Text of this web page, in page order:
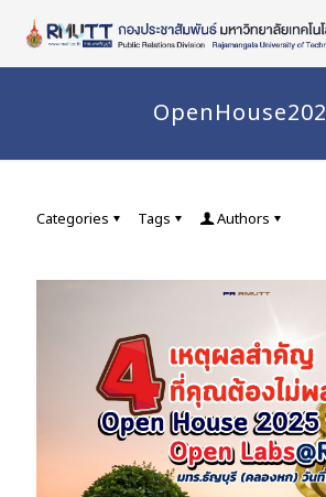
Content
Categories Tags Authors